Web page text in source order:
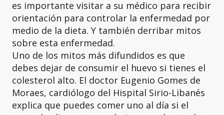
es importante visitar a su médico para recibir
orientación para controlar la enfermedad por
medio de la dieta. Y también derribar mitos
sobre esta enfermedad.
Uno de los mitos más difundidos es que
debes dejar de consumir el huevo si tienes el
colesterol alto. El doctor Eugenio Gomes de
Moraes, cardiólogo del Hispital Sirio-Libanés
explica que puedes comer uno al día si el